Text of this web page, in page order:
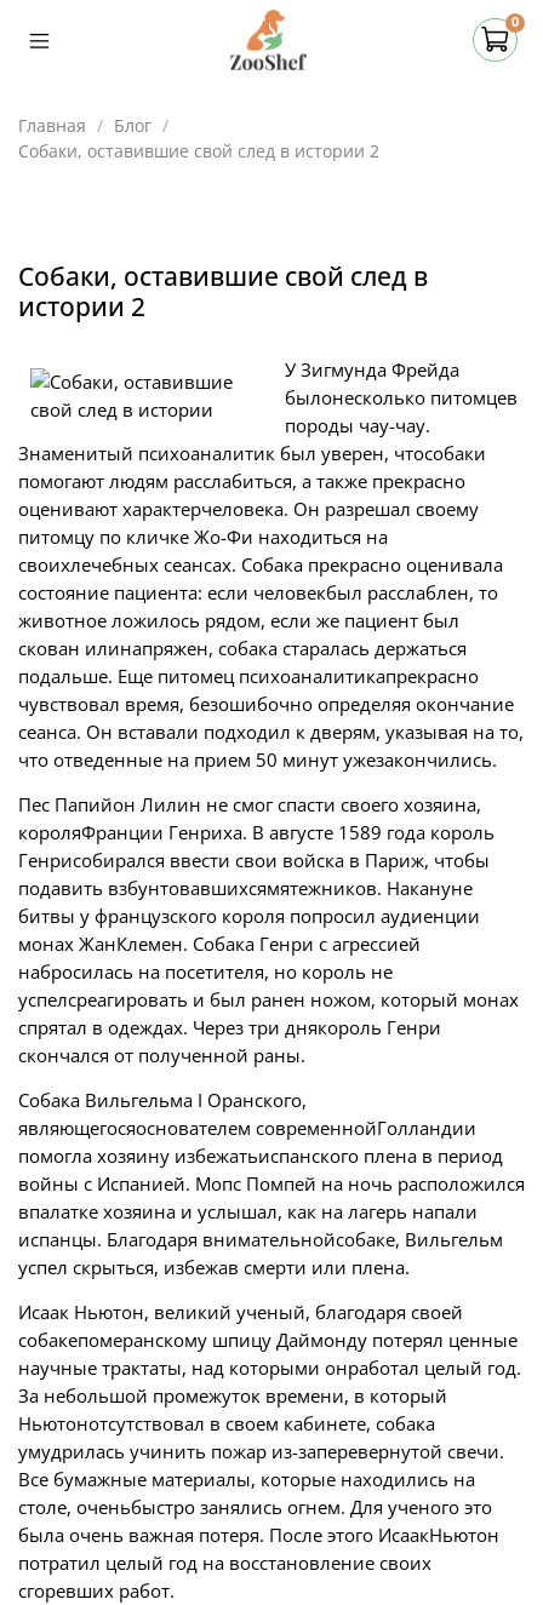
0
Главная
Блог
Собаки, оставившие свой след в истории 2
Собаки, оставившие свой след в
истории 2
У Зигмунда Фрейда
былонесколько питомцев
породы чау-чау.
Знаменитый психоаналитик был уверен, чтособаки
помогают людям расслабиться, а также прекрасно
оценивают характерчеловека. Он разрешал своему
питомцу по кличке Жо-Фи находиться на
своихлечебных сеансах. Собака прекрасно оценивала
состояние пациента: если человекбыл расслаблен, то
животное ложилось рядом, если же пациент был
скован илинапряжен, собака старалась держаться
подальше. Еще питомец психоаналитикапрекрасно
чувствовал время, безошибочно определяя окончание
сеанса. Он вставали подходил к дверям, указывая на то,
что отведенные на прием 50 минут ужезакончились.
Пес Папийон Лилин не смог спасти своего хозяина,
короляФранции Генриха. В августе 1589 года король
Генрисобирался ввести свои войска в Париж, чтобы
подавить взбунтовавшихсямятежников. Накануне
битвы у французского короля попросил аудиенции
монах ЖанКлемен. Собака Генри с агрессией
набросилась на посетителя, но король не
успелсреагировать и был ранен ножом, который монах
спрятал в одеждах. Через три днякороль Генри
скончался от полученной раны.
Собака Вильгельма I Оранского,
являющегосяоснователем современнойГолландии
помогла хозяину избежатьиспанского плена в период
войны с Испанией. Мопс Помпей на ночь расположился
впалатке хозяина и услышал, как на лагерь напали
испанцы. Благодаря внимательнойсобаке, Вильгельм
успел скрыться, избежав смерти или плена.
Исаак Ньютон, великий ученый, благодаря своей
собакепомеранскому шпицу Даймонду потерял ценные
научные трактаты, над которыми онработал целый год.
За небольшой промежуток времени, в который
Ньютонотсутствовал в своем кабинете, собака
умудрилась учинить пожар из-заперевернутой свечи.
Все бумажные материалы, которые находились на
столе, оченьбыстро занялись огнем. Для ученого это
была очень важная потеря. После этого ИсаакНьютон
потратил целый год на восстановление своих
сгоревших работ.